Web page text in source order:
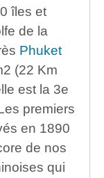
îles et
de la
Phuket
(22 Km
est la 3e
premiers
en 1890
de nos
qui